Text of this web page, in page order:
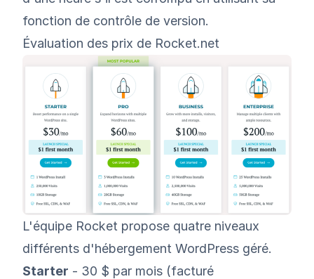
fonction de contrôle de version.
Évaluation des prix de Rocket.net
L'équipe Rocket propose quatre niveaux
différents d'hébergement WordPress géré.
Starter - 30 $ par mois (facturé